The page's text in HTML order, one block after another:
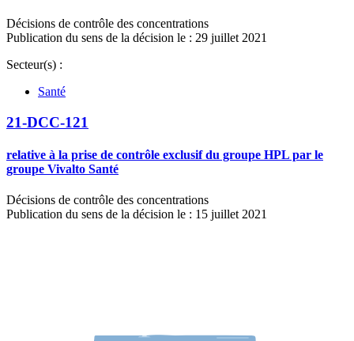
Décisions de contrôle des concentrations
Publication du sens de la décision le : 29 juillet 2021
Secteur(s) :
Santé
21-DCC-121
relative à la prise de contrôle exclusif du groupe HPL par le
groupe Vivalto Santé
Décisions de contrôle des concentrations
Publication du sens de la décision le : 15 juillet 2021